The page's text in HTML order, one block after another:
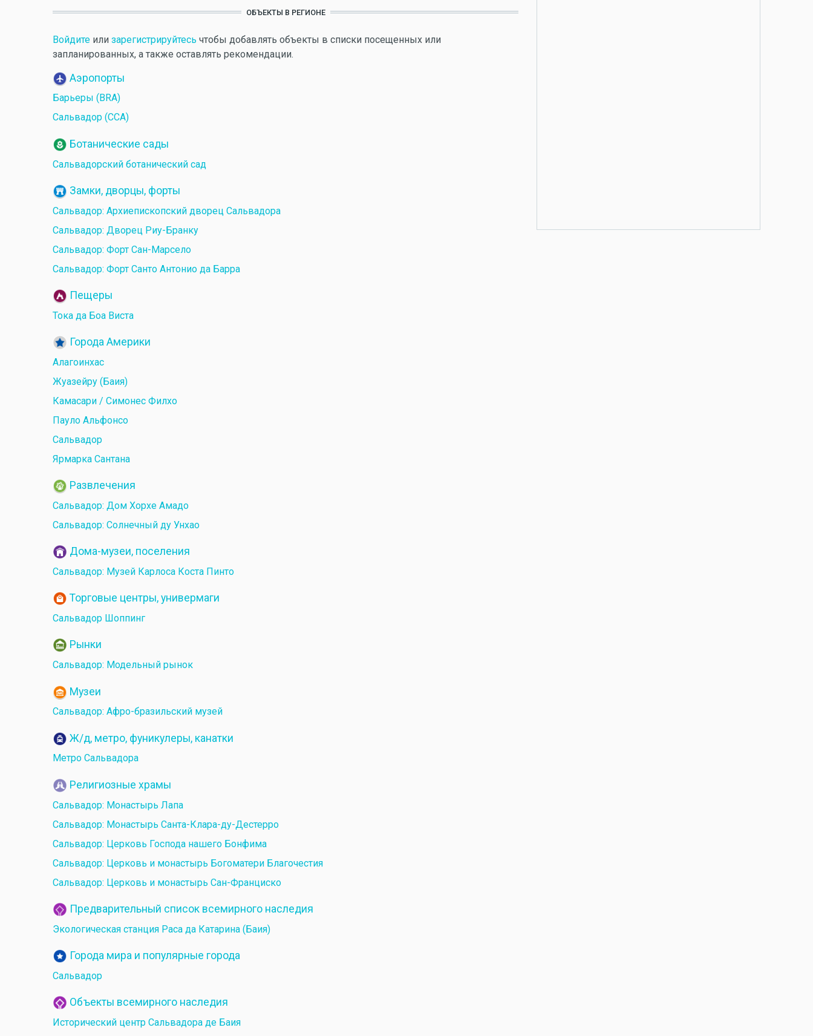
ОБЪЕКТЫ В РЕГИОНЕ
Войдите или зарегистрируйтесь чтобы добавлять объекты в списки посещенных или
запланированных, а также оставлять рекомендации.
Аэропорты
Барьеры (BRA)
Сальвадор (ССА)
Ботанические сады
Сальвадорский ботанический сад
Замки, дворцы, форты
Сальвадор: Архиепископский дворец Сальвадора
Сальвадор: Дворец Риу-Бранку
Сальвадор: Форт Сан-Марсело
Сальвадор: Форт Санто Антонио да Барра
Пещеры
Тока да Боа Виста
Города Америки
Алагоинхас
Жуазейру (Баия)
Камасари / Симонес Филхо
Пауло Альфонсо
Сальвадор
Ярмарка Сантана
Развлечения
Сальвадор: Дом Хорхе Амадо
Сальвадор: Солнечный ду Унхао
Дома-музеи, поселения
Сальвадор: Музей Карлоса Коста Пинто
Торговые центры, универмаги
Сальвадор Шоппинг
Рынки
Сальвадор: Модельный рынок
Музеи
Сальвадор: Афро-бразильский музей
Ж/д, метро, фуникулеры, канатки
Метро Сальвадора
Религиозные храмы
Сальвадор: Монастырь Лапа
Сальвадор: Монастырь Санта-Клара-ду-Дестерро
Сальвадор: Церковь Господа нашего Бонфима
Сальвадор: Церковь и монастырь Богоматери Благочестия
Сальвадор: Церковь и монастырь Сан-Франциско
Предварительный список всемирного наследия
Экологическая станция Раса да Катарина (Баия)
Города мира и популярные города
Сальвадор
Объекты всемирного наследия
Исторический центр Сальвадора де Баия